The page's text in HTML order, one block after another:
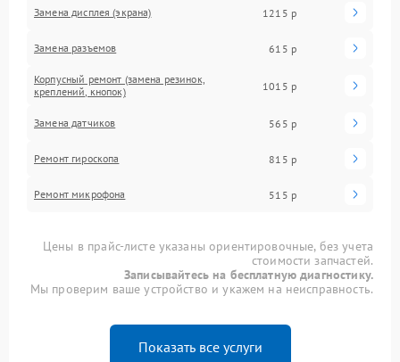
Замена дисплея (экрана) 1215 р
Замена разъемов 615 р
Корпусный ремонт (замена резинок,
креплений, кнопок)
1015 р
Замена датчиков 565 р
Ремонт гироскопа 815 р
Ремонт микрофона 515 р
Цены в прайс-листе указаны ориентировочные, без учета
стоимости запчастей.
Записывайтесь на бесплатную диагностику.
Мы проверим ваше устройство и укажем на неисправность.
Показать все услуги